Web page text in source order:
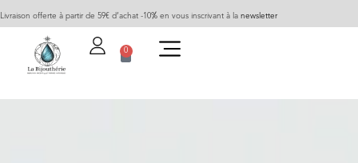
Livraison offerte à partir de 59€ d’achat -10% en vous inscrivant à la newsletter
0